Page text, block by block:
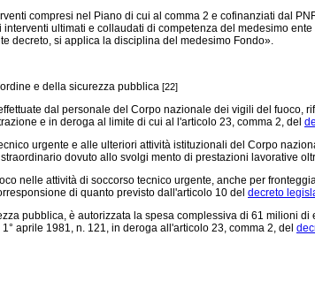
compresi nel Piano di cui al comma 2 e cofinanziati dal
ultimati e collaudati di competenza del medesimo
decreto, si applica la disciplina del medesimo Fondo».
e della sicurezza pubblica [22]
dal personale del Corpo nazionale dei vigili del fuoco,
e in deroga al limite di cui al l'articolo 23, comma 2, del
urgente e alle ulteriori attività istituzionali del Corpo
dovuto allo svolgi mento di prestazioni lavorative
attività di soccorso tecnico urgente, anche per
di quanto previsto dall'articolo 10 del decreto
pubblica, è autorizzata la spesa complessiva di 61 milioni
aprile 1981, n. 121, in deroga all'articolo 23, comma 2, del